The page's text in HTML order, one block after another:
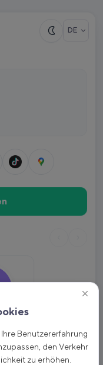
DE
Benutzererfahrung
den Verkehr
zu erhöhen.